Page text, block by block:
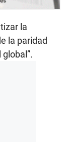
la
la paridad